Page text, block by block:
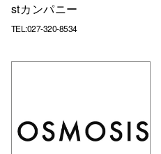
stカンパニー
TEL:027-320-8534